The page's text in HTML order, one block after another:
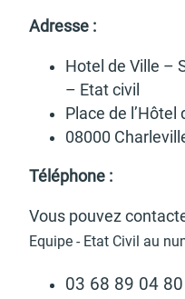
d'urbanisme
Pré-déclarer un
Adresse :
Hotel de Ville –
– Etat civil
Place de l’Hô­tel
08000
Télé­phone :
Vous pouvez
Equipe - Etat Civil au
03 68 89 04 80